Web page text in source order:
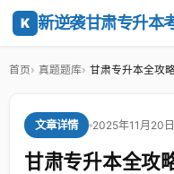
K 新逆袭甘肃专升本
首页 真题题库 甘肃专升本全攻
文章详情 2025年11月20日
甘肃专升本全攻